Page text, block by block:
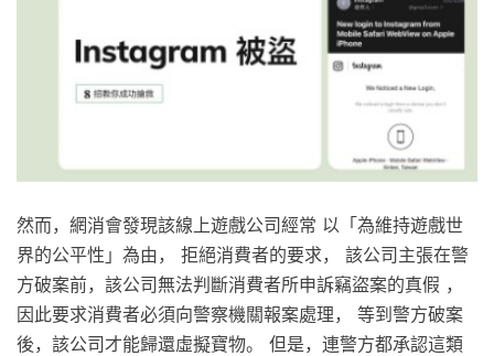
然而，網消會發現該線上遊戲公司經常 以「為維持遊戲世
界的公平性」為由， 拒絕消費者的要求， 該公司主張在警
方破案前，該公司無法判斷消費者所申訴竊盜案的真假 ，
因此要求消費者必須向警察機關報案處理， 等到警方破案
後，該公司才能歸還虛擬寶物。 但是，連警方都承認這類